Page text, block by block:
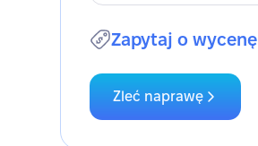
Zapytaj o wycenę
Zleć naprawę